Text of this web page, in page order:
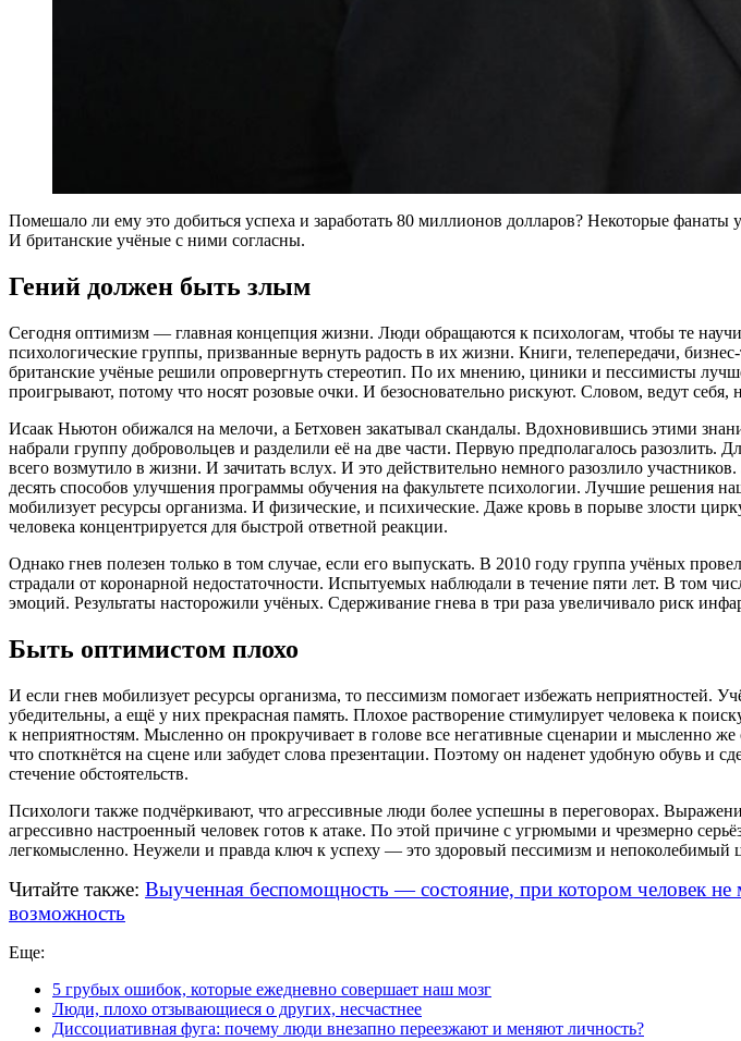
Помешало ли ему это добиться успеха и заработать 80 миллионов долларов? Некоторые
И британские учёные с ними согласны.
Гений должен быть злым
Сегодня оптимизм — главная концепция жизни. Люди обращаются к психологам, чтобы те
психологические группы, призванные вернуть радость в их жизни. Книги, телепередачи,
британские учёные решили опровергнуть стереотип. По их мнению, циники и пессимисты
проигрывают, потому что носят розовые очки. И безосновательно рискуют. Словом, ведут себя,
Исаак Ньютон обижался на мелочи, а Бетховен закатывал скандалы. Вдохновившись этими
набрали группу добровольцев и разделили её на две части. Первую предполагалось
всего возмутило в жизни. И зачитать вслух. И это действительно немного разозлило
десять способов улучшения программы обучения на факультете психологии. Лучшие решения
мобилизует ресурсы организма. И физические, и психические. Даже кровь в порыве злости
человека концентрируется для быстрой ответной реакции.
Однако гнев полезен только в том случае, если его выпускать. В 2010 году группа учёных
страдали от коронарной недостаточности. Испытуемых наблюдали в течение пяти лет. В том
эмоций. Результаты насторожили учёных. Сдерживание гнева в три раза увеличивало риск
Быть оптимистом плохо
И если гнев мобилизует ресурсы организма, то пессимизм помогает избежать
убедительны, а ещё у них прекрасная память. Плохое растворение стимулирует человека к
к неприятностям. Мысленно он прокручивает в голове все негативные сценарии и мысленно
что споткнётся на сцене или забудет слова презентации. Поэтому он наденет удобную обувь и
стечение обстоятельств.
Психологи также подчёркивают, что агрессивные люди более успешны в переговорах.
агрессивно настроенный человек готов к атаке. По этой причине с угрюмыми и чрезмерно
легкомысленно. Неужели и правда ключ к успеху — это здоровый пессимизм и непоколебимый
Читайте также: Выученная беспомощность — состояние, при котором человек не
возможность
Еще:
5 грубых ошибок, которые ежедневно совершает наш мозг
Люди, плохо отзывающиеся о других, несчастнее
Диссоциативная фуга: почему люди внезапно переезжают и меняют личность?